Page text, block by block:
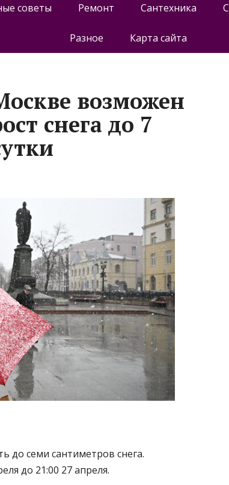
советы Ремонт Сантехника
Разное Карта сайта
возможен
снега до 7
до семи сантиметров снега.
до 21:00 27 апреля.